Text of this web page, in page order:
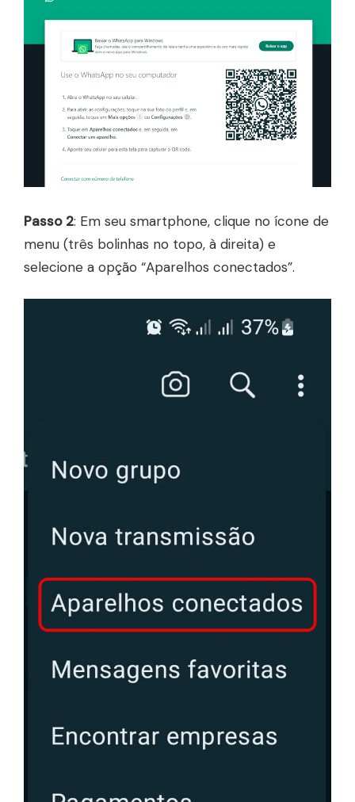
Passo 2: Em seu smartphone, clique no ícone de
menu (três bolinhas no topo, à direita) e
selecione a opção “Aparelhos conectados”.